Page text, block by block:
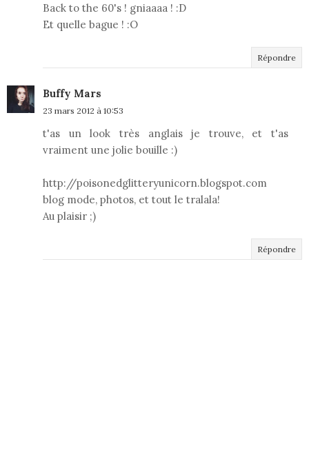
Back to the 60's ! gniaaaa ! :D
Et quelle bague ! :O
Répondre
Buffy Mars
23 mars 2012 à 10:53
t'as un look très anglais je trouve, et t'as
vraiment une jolie bouille :)
http://poisonedglitteryunicorn.blogspot.com
blog mode, photos, et tout le tralala!
Au plaisir ;)
Répondre